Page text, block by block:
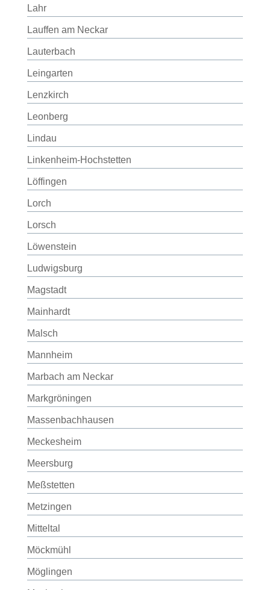
Lahr
Lauffen am Neckar
Lauterbach
Leingarten
Lenzkirch
Leonberg
Lindau
Linkenheim-Hochstetten
Löffingen
Lorch
Lorsch
Löwenstein
Ludwigsburg
Magstadt
Mainhardt
Malsch
Mannheim
Marbach am Neckar
Markgröningen
Massenbachhausen
Meckesheim
Meersburg
Meßstetten
Metzingen
Mitteltal
Möckmühl
Möglingen